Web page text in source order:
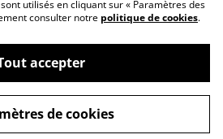
voto fleuris
powered by
utilisés en cliquant sur « Paramètres des
consulter notre politique de cookies.
accepter
de cookies